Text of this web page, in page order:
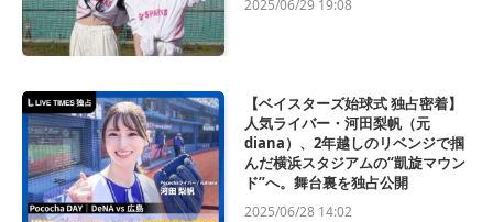
2025/06/29 19:08
【ベイスターズ始球式 独占密着】
人気ライバー・河田梨帆（元
diana）、2年越しのリベンジで掴
んだ横浜スタジアムの“凱旋マウン
ド”へ。舞台裏を独占公開
2025/06/28 14:02